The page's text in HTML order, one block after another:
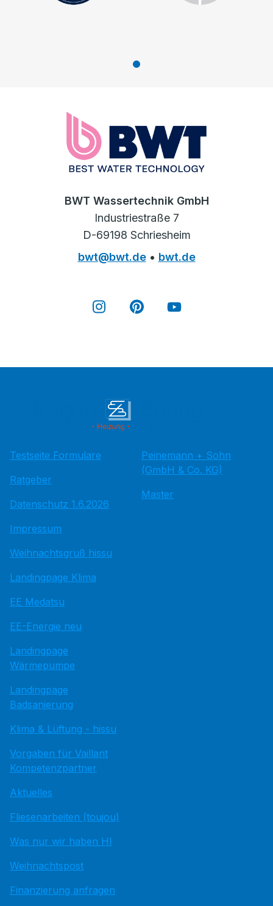
BWT Wassertechnik GmbH
Industriestraße 7
D-69198 Schriesheim
bwt@bwt.de• bwt.de
Testseite Formulare
Ratgeber
Datenschutz 1.6.2026
Impressum
Weihnachtsgruß hissu
Landingpage Klima
EE Medatsu
EE-Energie neu
Landingpage
Wärmepumpe
Landingpage
Badsanierung
Klima & Lüftung - hissu
Vorgaben für Vaillant
Kompetenzpartner
Aktuelles
Fliesenarbeiten (toujou)
Was nur wir haben HI
Weihnachtspost
Finanzierung anfragen
Peinemann + Sohn
(GmbH & Co. KG)
Master